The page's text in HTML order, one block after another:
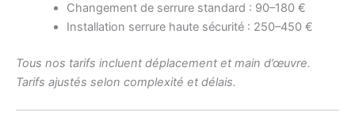
Changement de serrure standard : 90–180 €
Installation serrure haute sécurité : 250–450 €
Tous nos tarifs incluent déplacement et main d’œuvre.
Tarifs ajustés selon complexité et délais.